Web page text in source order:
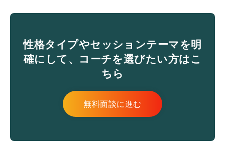
性格タイプやセッションテーマを明
確にして、コーチを選びたい方はこ
ちら
無料面談に進む